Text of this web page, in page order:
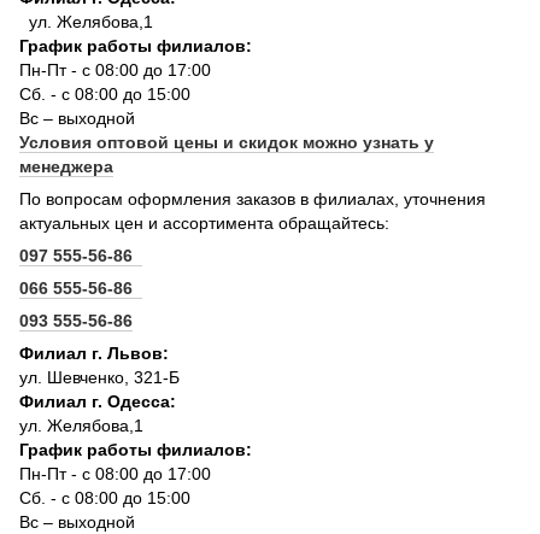
ул. Желябова,1
График работы филиалов:
Пн-Пт - с 08:00 до 17:00
Сб. - с 08:00 до 15:00
Вс – выходной
Условия оптовой цены и скидок можно узнать у
менеджера
По вопросам оформления заказов в филиалах, уточнения
актуальных цен и ассортимента обращайтесь:
097 555-56-86
066 555-56-86
093 555-56-86
Филиал г. Львов:
ул. Шевченко, 321-Б
Филиал г. Одесса:
ул. Желябова,1
График работы филиалов:
Пн-Пт - с 08:00 до 17:00
Сб. - с 08:00 до 15:00
Вс – выходной